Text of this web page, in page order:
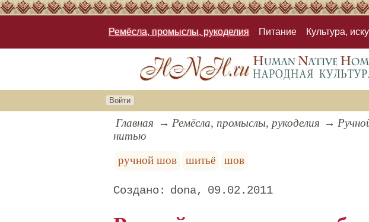
Ремёсла, промыслы, рукоделия Питание Культура,
Войти
Главная Ремёсла, промыслы, рукоделия
нитью
ручной шов
шитьё шов
dona 09.02.2011